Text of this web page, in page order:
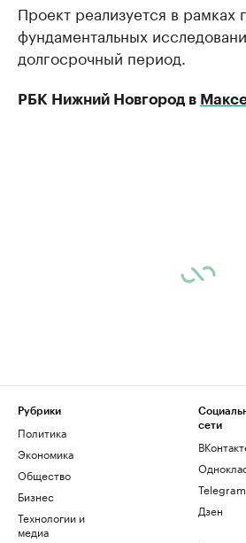
Проект реализуется в
фундаментальных
долгосрочный период.
РБК Нижний Новгород в
Рубрики
Политика
Экономика
Общество
Бизнес
Технологии и
медиа
сети
Telegram
Дзен